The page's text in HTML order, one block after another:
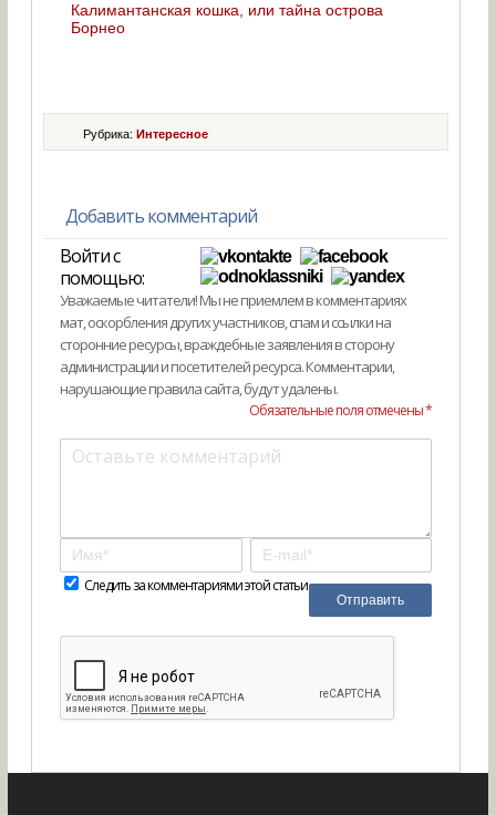
Калимантанская кошка, или тайна острова
Борнео
Рубрика:Интересное
Добавить комментарий
Войти с
помощью:
Уважаемые читатели! Мы не приемлем в комментариях
мат, оскорбления других участников, спам и ссылки на
сторонние ресурсы, враждебные заявления в сторону
администрации и посетителей ресурса. Комментарии,
нарушающие правила сайта, будут удалены.
Обязательные поля отмечены *
Следить за комментариями этой статьи